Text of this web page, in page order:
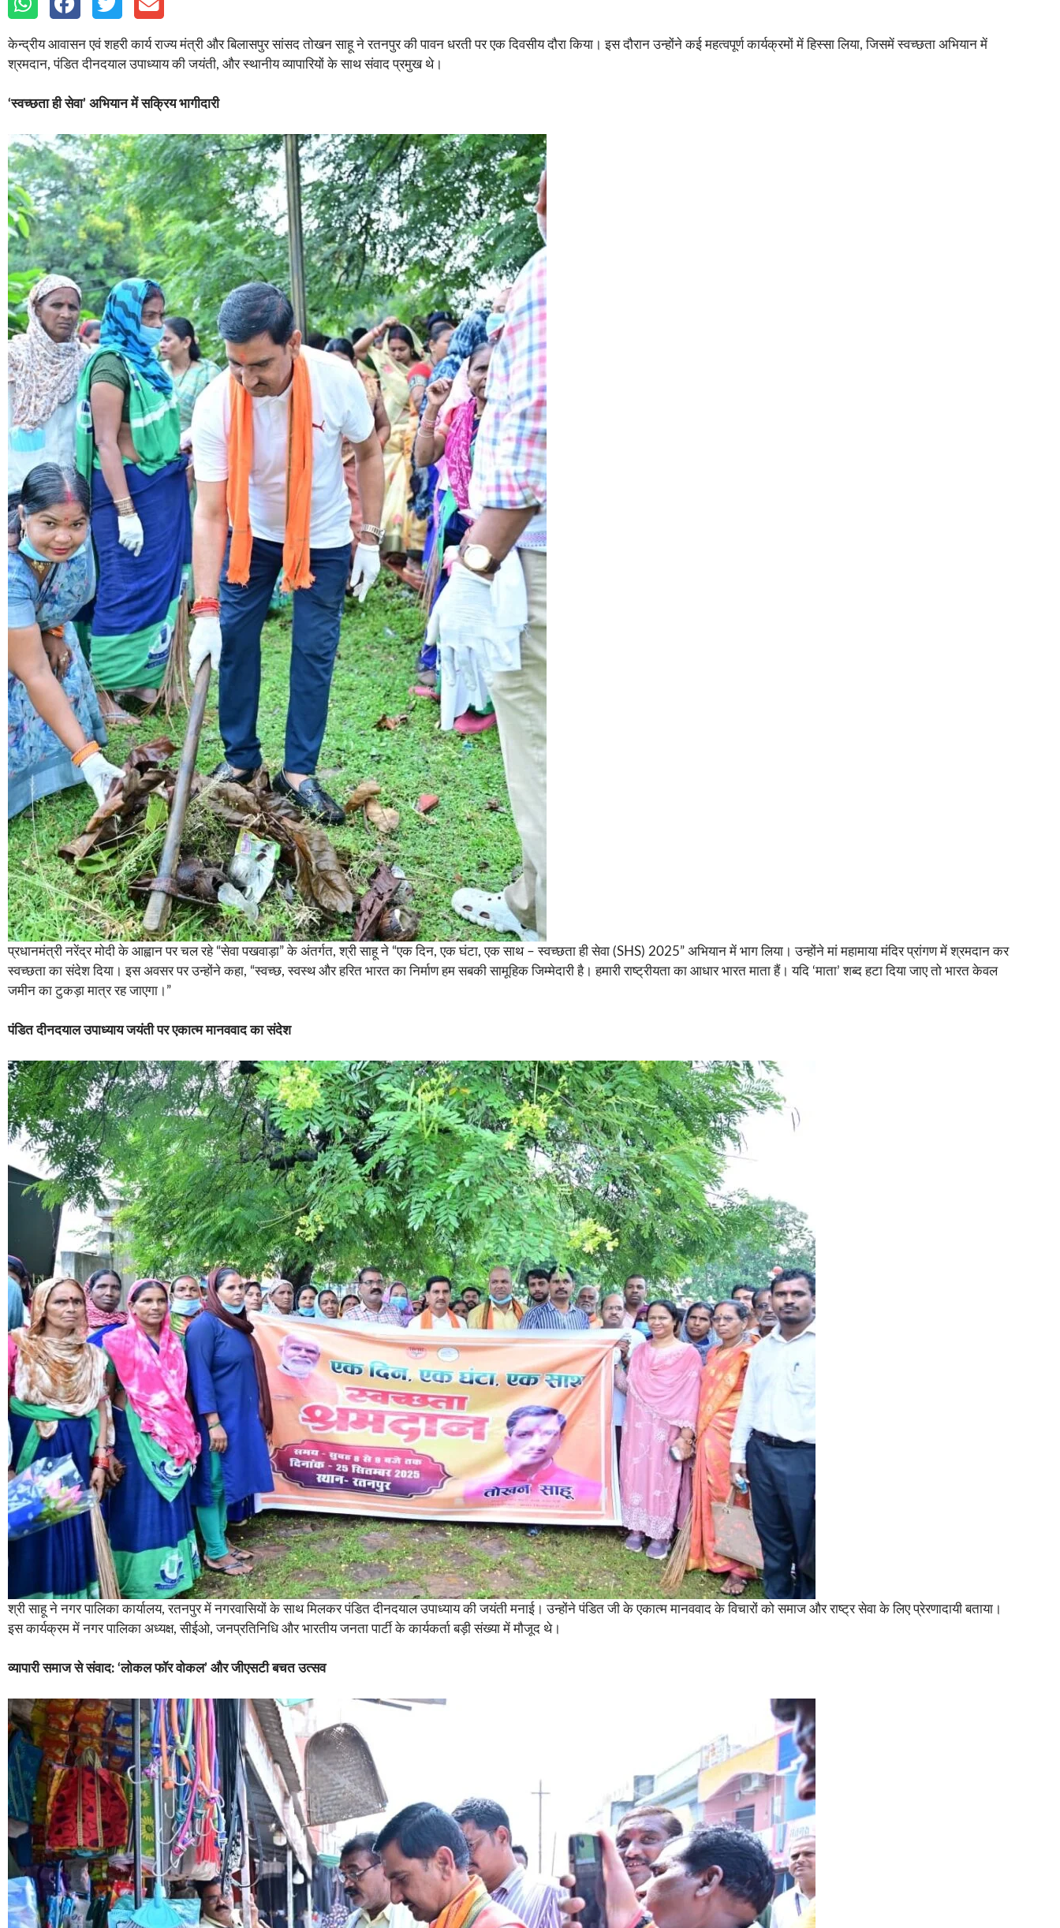
केन्द्रीय आवासन एवं शहरी कार्य राज्य मंत्री और बिलासपुर सांसद तोखन साहू ने रतनपुर की पावन धरती पर एक दिवसीय दौरा किया। इस दौरान उन्होंने कई महत्वपूर्ण कार्यक्रमों में हिस्सा लिया, जिसमें स्वच्छता अभियान में
श्रमदान, पंडित दीनदयाल उपाध्याय की जयंती, और स्थानीय व्यापारियों के साथ संवाद प्रमुख थे।
‘स्वच्छता ही सेवा’ अभियान में सक्रिय भागीदारी
प्रधानमंत्री नरेंद्र मोदी के आह्वान पर चल रहे “सेवा पखवाड़ा” के अंतर्गत, श्री साहू ने “एक दिन, एक घंटा, एक साथ – स्वच्छता ही सेवा (SHS) 2025” अभियान में भाग लिया। उन्होंने मां महामाया मंदिर प्रांगण में श्रमदान कर
स्वच्छता का संदेश दिया। इस अवसर पर उन्होंने कहा, “स्वच्छ, स्वस्थ और हरित भारत का निर्माण हम सबकी सामूहिक जिम्मेदारी है। हमारी राष्ट्रीयता का आधार भारत माता हैं। यदि ‘माता’ शब्द हटा दिया जाए तो भारत केवल
जमीन का टुकड़ा मात्र रह जाएगा।”
पंडित दीनदयाल उपाध्याय जयंती पर एकात्म मानववाद का संदेश
श्री साहू ने नगर पालिका कार्यालय, रतनपुर में नगरवासियों के साथ मिलकर पंडित दीनदयाल उपाध्याय की जयंती मनाई। उन्होंने पंडित जी के एकात्म मानववाद के विचारों को समाज और राष्ट्र सेवा के लिए प्रेरणादायी बताया।
इस कार्यक्रम में नगर पालिका अध्यक्ष, सीईओ, जनप्रतिनिधि और भारतीय जनता पार्टी के कार्यकर्ता बड़ी संख्या में मौजूद थे।
व्यापारी समाज से संवाद: ‘लोकल फॉर वोकल’ और जीएसटी बचत उत्सव